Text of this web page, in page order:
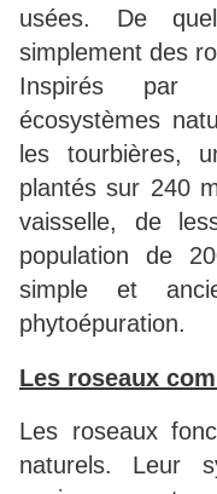
usées. De
simplement des
Inspirés par
écosystèmes
les tourbières,
plantés sur 240
vaisselle, de
population de
simple et
phytoépuration.
Les roseaux
Les roseaux
naturels. Leur